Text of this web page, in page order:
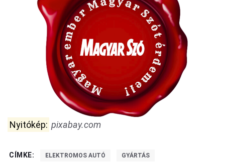
Nyitókép: pixabay.com
CÍMKE: ELEKTROMOS AUTÓ GYÁRTÁS